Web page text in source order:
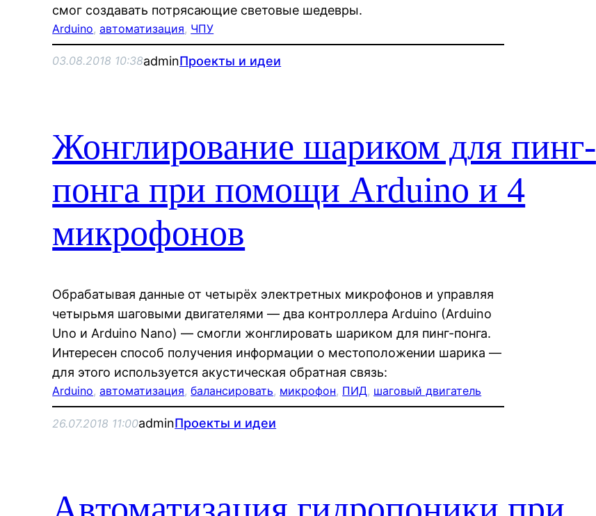
смог создавать потрясающие световые шедевры.
Arduino, автоматизация, ЧПУ
03.08.2018 10:38adminПроекты и идеи
Жонглирование шариком для пинг-
понга при помощи Arduino и 4
микрофонов
Обрабатывая данные от четырёх электретных микрофонов и управляя
четырьмя шаговыми двигателями — два контроллера Arduino (Arduino
Uno и Arduino Nano) — смогли жонглировать шариком для пинг-понга.
Интересен способ получения информации о местоположении шарика —
для этого используется акустическая обратная связь:
Arduino, автоматизация, балансировать, микрофон, ПИД, шаговый двигатель
26.07.2018 11:00adminПроекты и идеи